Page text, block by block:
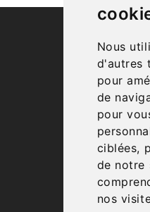
Nous
d'autres
pour
de
pour
ciblées,
de notre
nos
© 2026